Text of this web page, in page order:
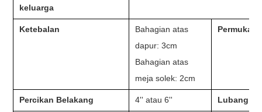
keluarga
Ketebalan
Bahagian atas
dapur: 3cm
Bahagian atas
meja solek: 2cm
Permukaan
Percikan Belakang 4'' atau 6''
Lubang